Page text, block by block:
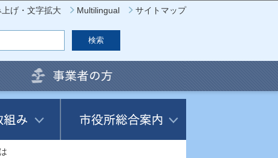
げ・文字拡大 Multilingual サイトマップ